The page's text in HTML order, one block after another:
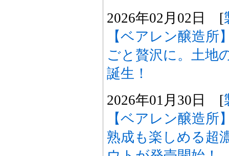
2026年02月02日 [
【ベアレン醸造所
ごと贅沢に。土地
誕生！
2026年01月30日 [
【ベアレン醸造所
熟成も楽しめる超